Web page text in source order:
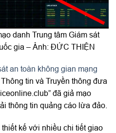
danh Trung tâm Giám sát
gia – Ảnh: ĐỨC THIỆN
an toàn không gian mạng
tin và Truyền thông đưa
đã giả mạo
thông tin quảng cáo lừa đảo.
kế với nhiều chi tiết giao